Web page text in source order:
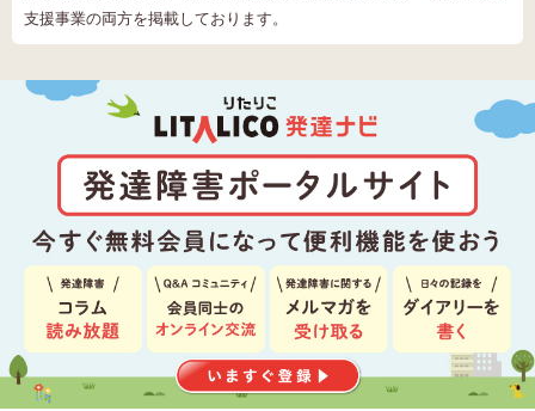
支援事業の両方を掲載しております。